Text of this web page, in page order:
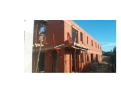
Les 12 étapes clé
la promotion
immobilière